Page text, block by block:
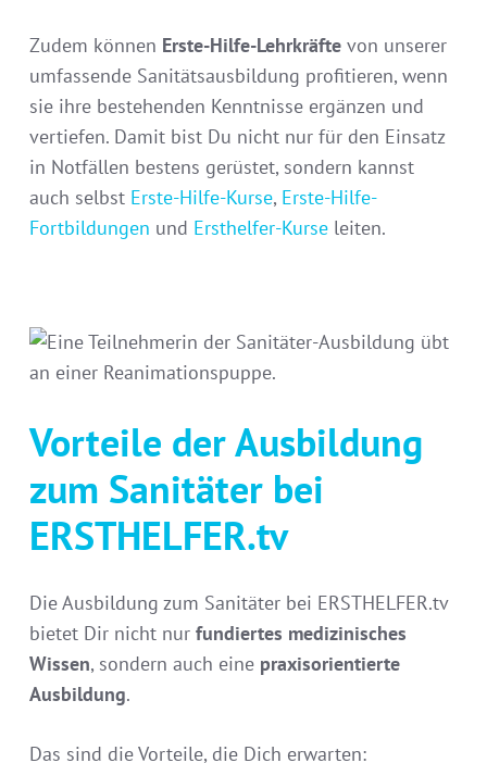
Zudem können Erste-Hilfe-Lehrkräfte von unserer
umfassende Sanitätsausbildung profitieren, wenn
sie ihre bestehenden Kenntnisse ergänzen und
vertiefen. Damit bist Du nicht nur für den Einsatz
in Notfällen bestens gerüstet, sondern kannst
auch selbst Erste-Hilfe-Kurse, Erste-Hilfe-
Fortbildungen und Ersthelfer-Kurse leiten.
Vorteile der Ausbildung
zum Sanitäter bei
ERSTHELFER.tv
Die Ausbildung zum Sanitäter bei ERSTHELFER.tv
bietet Dir nicht nur fundiertes medizinisches
Wissen, sondern auch eine praxisorientierte
Ausbildung.
Das sind die Vorteile, die Dich erwarten: